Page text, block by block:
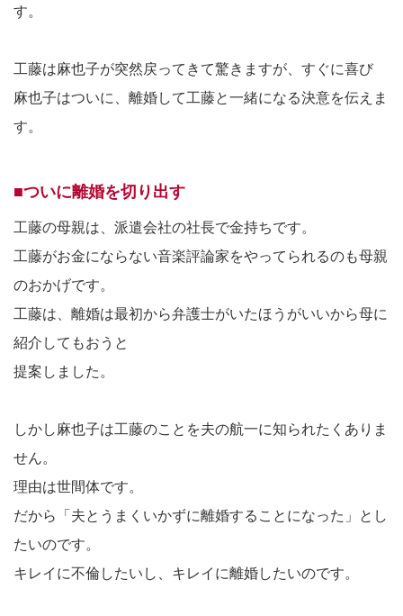
す。
工藤は麻也子が突然戻ってきて驚きますが、すぐに喜び
麻也子はついに、離婚して工藤と一緒になる決意を伝えま
す。
■ついに離婚を切り出す
工藤の母親は、派遣会社の社長で金持ちです。
工藤がお金にならない音楽評論家をやってられるのも母親
のおかげです。
工藤は、離婚は最初から弁護士がいたほうがいいから母に
紹介してもおうと
提案しました。
しかし麻也子は工藤のことを夫の航一に知られたくありま
せん。
理由は世間体です。
だから「夫とうまくいかずに離婚することになった」とし
たいのです。
キレイに不倫したいし、キレイに離婚したいのです。